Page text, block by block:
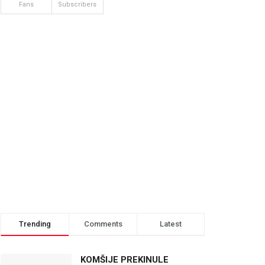
Fans Subscribers
Trending Comments Latest
KOMŠIJE PREKINULE